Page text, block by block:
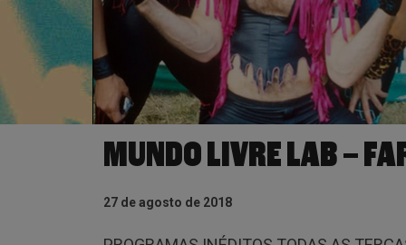
MUNDO LIVRE LAB –
27 de agosto de 2018